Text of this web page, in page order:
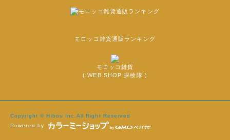
モロッコ雑貨通販ランキング
モロッコ雑貨
( WEB SHOP 探検隊 )
Copyright © Hibou Inc.All Right Reserved
Powered by